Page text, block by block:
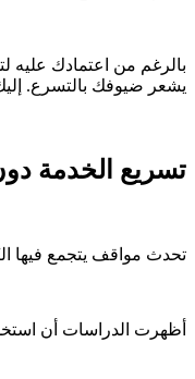
بالرغم من اعتمادك عليه
يشعر ضيوفك بالتسرع.
تسريع الخدمة
تحدث مواقف يتجمع فيها
أظهرت الدراسات أن